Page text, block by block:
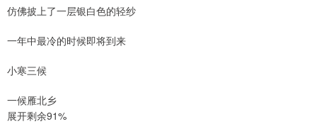
仿佛披上了一层银白色的轻纱
一年中最冷的时候即将到来
小寒三候
一候雁北乡
展开剩余91%